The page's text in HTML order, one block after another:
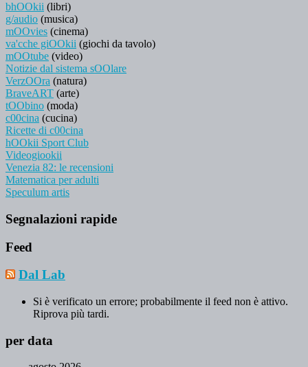
bhOOkii (libri)
g/audio (musica)
mOOvies (cinema)
va'cche giOOkii (giochi da tavolo)
mOOtube (video)
Notizie dal sistema sOOlare
VerzOOra (natura)
BraveART (arte)
tOObino (moda)
c00cina (cucina)
Ricette di c00cina
hOOkii Sport Club
Videogiookii
Venezia 82: le recensioni
Matematica per adulti
Speculum artis
Segnalazioni rapide
Feed
Dal Lab
Si è verificato un errore; probabilmente il feed non è attivo.
Riprova più tardi.
per data